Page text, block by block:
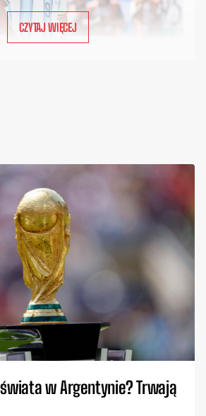
CZYTAJ WIĘCEJ
w Argentynie? Trwają